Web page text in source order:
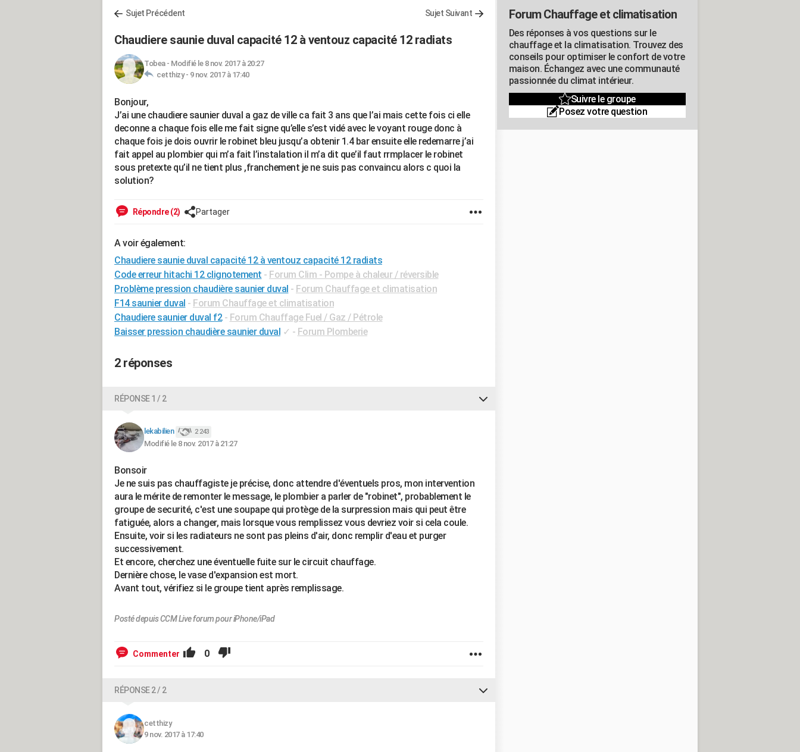
Sujet Précédent Sujet Suivant
Chaudiere saunie duval capacité 12 à ventouz capacité 12 radiats
Tobea- Modifié le 8 nov. 2017 à 20:27
cetthizy - 9 nov. 2017 à 17:40
Bonjour,
J’ai une chaudiere saunier duval a gaz de ville ca fait 3 ans que l’ai mais cette fois ci elle
deconne a chaque fois elle me fait signe qu’elle s’est vidé avec le voyant rouge donc à
chaque fois je dois ouvrir le robinet bleu jusqu’a obtenir 1.4 bar ensuite elle redemarre j’ai
fait appel au plombier qui m’a fait l’instalation il m’a dit que’il faut rrmplacer le robinet
sous pretexte qu’il ne tient plus ,franchement je ne suis pas convaincu alors c quoi la
solution?
Répondre (2) Partager
A voir également:
Chaudiere saunie duval capacité 12 à ventouz capacité 12 radiats
Code erreur hitachi 12 clignotement - Forum Clim - Pompe à chaleur / réversible
Problème pression chaudière saunier duval - Forum Chauffage et climatisation
F14 saunier duval - Forum Chauffage et climatisation
Chaudiere saunier duval f2 - Forum Chauffage Fuel / Gaz / Pétrole
Baisser pression chaudière saunier duval ✓ - Forum Plomberie
2 réponses
RÉPONSE 1 / 2
lekabilien 2 243
Modifié le 8 nov. 2017 à 21:27
Bonsoir
Je ne suis pas chauffagiste je précise, donc attendre d'éventuels pros, mon intervention
aura le mérite de remonter le message, le plombier a parler de "robinet", probablement le
groupe de securité, c'est une soupape qui protège de la surpression mais qui peut être
fatiguée, alors a changer, mais lorsque vous remplissez vous devriez voir si cela coule.
Ensuite, voir si les radiateurs ne sont pas pleins d'air, donc remplir d'eau et purger
successivement.
Et encore, cherchez une éventuelle fuite sur le circuit chauffage.
Dernière chose, le vase d'expansion est mort.
Avant tout, vérifiez si le groupe tient après remplissage.
Posté depuis CCM Live forum pour iPhone/iPad
Commenter 0
RÉPONSE 2 / 2
cetthizy
9 nov. 2017 à 17:40
Forum Chauffage et climatisation
Des réponses à vos questions sur le
chauffage et la climatisation. Trouvez des
conseils pour optimiser le confort de votre
maison. Échangez avec une communauté
passionnée du climat intérieur.
Suivre le groupe
Posez votre question